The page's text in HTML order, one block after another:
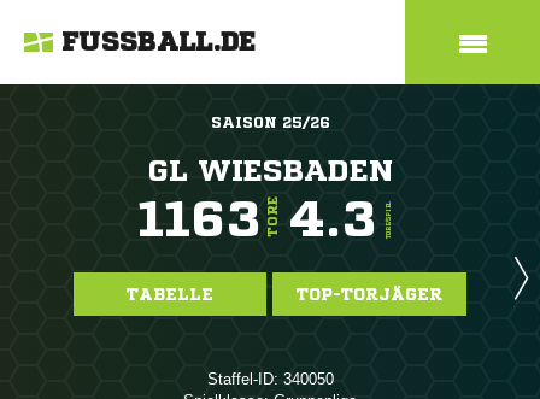
FUSSBALL.DE
SAISON 25/26
GL WIESBADEN
1163 TORE 4.3 TORE/SPIEL
TABELLE TOP-TORJÄGER
Staffel-ID: 340050